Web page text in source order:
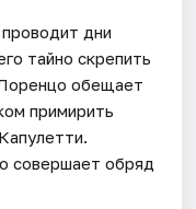
дни
тайно скрепить
обещает
примирить
совершает обряд